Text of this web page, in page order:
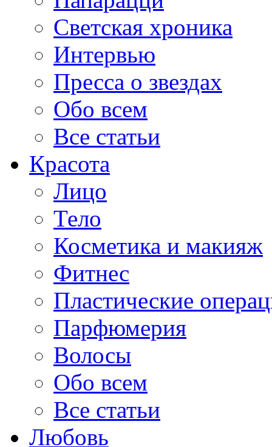
Светская хроника
Интервью
Пресса о звездах
Обо всем
Все статьи
Красота
Лицо
Тело
Косметика и макияж
Фитнес
Пластические
Парфюмерия
Волосы
Обо всем
Все статьи
Любовь